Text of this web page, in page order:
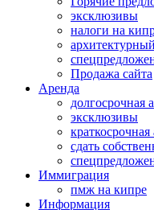
эксклюзивы
налоги на
Продажа сайта
Аренда
долгосрочная
эксклюзивы
краткосрочная
сдать
Иммиграция
пмж на кипре
Информация